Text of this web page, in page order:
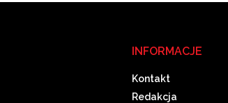
INFORMACJE
Kontakt
Redakcja